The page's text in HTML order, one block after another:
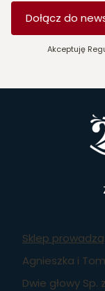
Dołącz do
Akceptuję
Sklep prowadzą
Agnieszka i
Dwie głowy Sp.